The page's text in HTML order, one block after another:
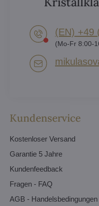
Kundenservice
Kostenloser Versand
Garantie 5 Jahre
Kundenfeedback
Fragen - FAQ
AGB - Handelsbedingungen
(EN) +49
(Mo-Fr 8:00-